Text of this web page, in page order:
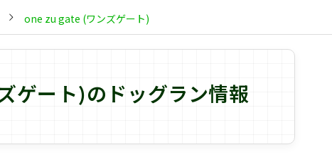
one zu gate (ワンズゲート)
ゲート)のドッグラン情報